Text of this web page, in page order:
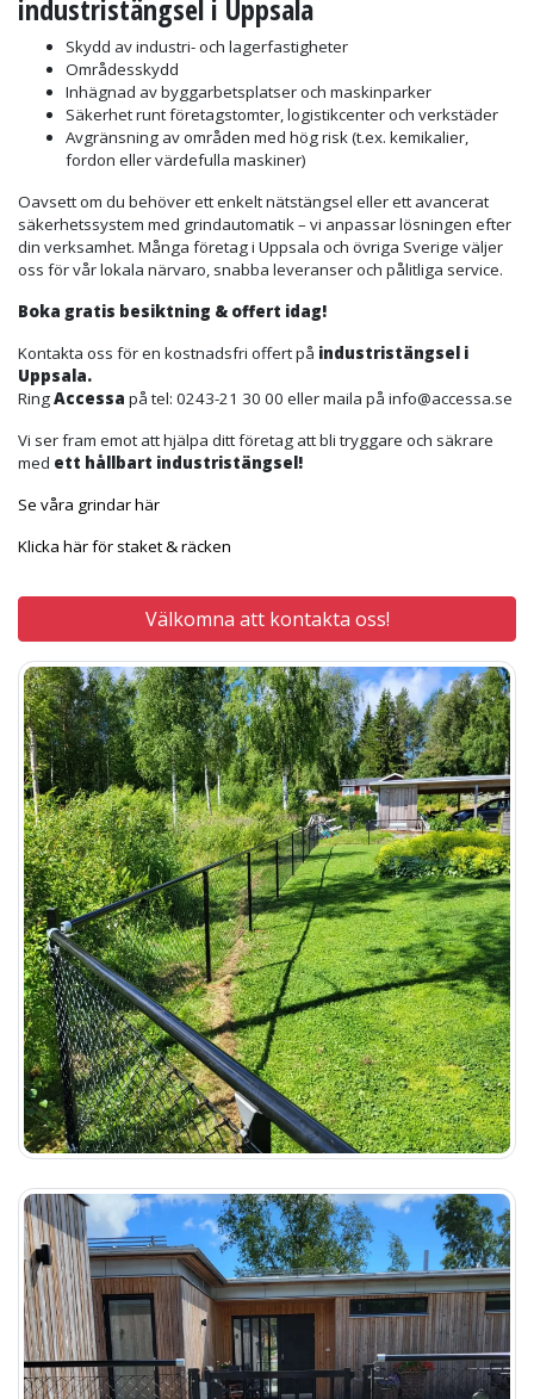
industristängsel i Uppsala
Skydd av industri- och lagerfastigheter
Områdesskydd
Inhägnad av byggarbetsplatser och maskinparker
Säkerhet runt företagstomter, logistikcenter och verkstäder
Avgränsning av områden med hög risk (t.ex. kemikalier,
fordon eller värdefulla maskiner)
Oavsett om du behöver ett enkelt nätstängsel eller ett avancerat
säkerhetssystem med grindautomatik – vi anpassar lösningen efter
din verksamhet. Många företag i Uppsala och övriga Sverige väljer
oss för vår lokala närvaro, snabba leveranser och pålitliga service.
Boka gratis besiktning & offert idag!
Kontakta oss för en kostnadsfri offert på industristängsel i
Uppsala.
RingAccessa på tel: 0243-21 30 00 eller maila på info@accessa.se
Vi ser fram emot att hjälpa ditt företag att bli tryggare och säkrare
med ett hållbart industristängsel!
Se våra grindar här
Klicka här för staket & räcken
Välkomna att kontakta oss!